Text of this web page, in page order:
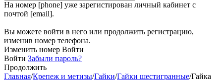
На номер [phone] уже зарегистирован личный кабинет с
почтой [email].
Вы можете войти в него или продолжить регистрацию,
изменив номер телефона.
Изменить номер Войти
Войти Забыли пароль?
Продолжить
Главная/Крепеж и метизы/Гайки/Гайки шестигранные/Гайка